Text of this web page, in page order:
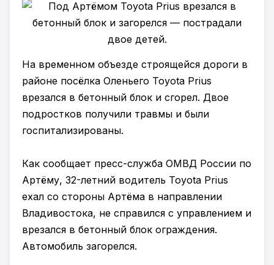
На временном объезде строящейся дороги в
районе посёлка Оленьего Toyota Prius
врезался в бетонный блок и сгорел. Двое
подростков получили травмы и были
госпитализированы.
Как сообщает пресс-служба ОМВД России по
Артёму, 32-летний водитель Toyota Prius
ехал со стороны Артёма в направлении
Владивостока, не справился с управлением и
врезался в бетонный блок ограждения.
Автомобиль загорелся.